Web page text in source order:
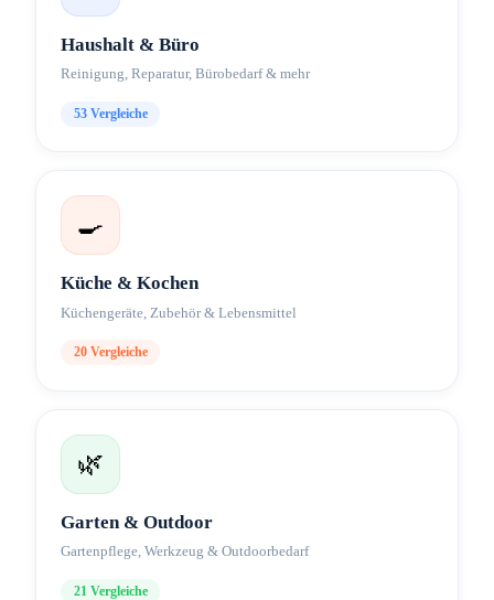
Haushalt & Büro
Reinigung, Reparatur, Bürobedarf & mehr
53 Vergleiche
🍳
Küche & Kochen
Küchengeräte, Zubehör & Lebensmittel
20 Vergleiche
🌿
Garten & Outdoor
Gartenpflege, Werkzeug & Outdoorbedarf
21 Vergleiche